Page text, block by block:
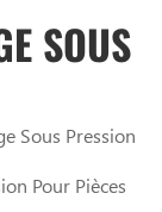
SOUS
Sous Pression
Pour Pièces